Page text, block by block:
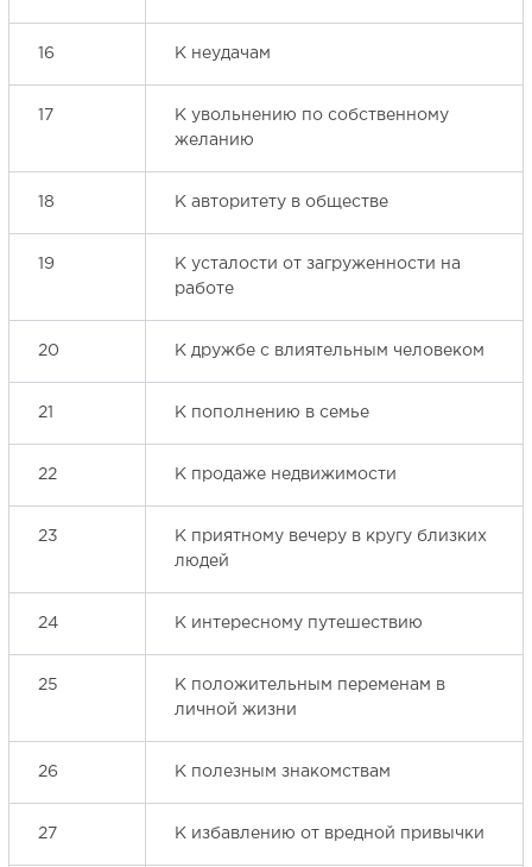
16 К неудачам
17
К увольнению по собственному
желанию
18 К авторитету в обществе
19
К усталости от загруженности на
работе
20 К дружбе с влиятельным человеком
21 К пополнению в семье
22 К продаже недвижимости
23
К приятному вечеру в кругу близких
людей
24 К интересному путешествию
25
К положительным переменам в
личной жизни
26 К полезным знакомствам
27 К избавлению от вредной привычки